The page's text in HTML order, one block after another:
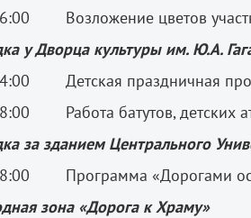
Возложение цветов
у Дворца культуры им. Ю.А.
Детская праздничная
Работа батутов, детских
за зданием Центрального
Программа «Дорогами
зона «Дорога к Храму»